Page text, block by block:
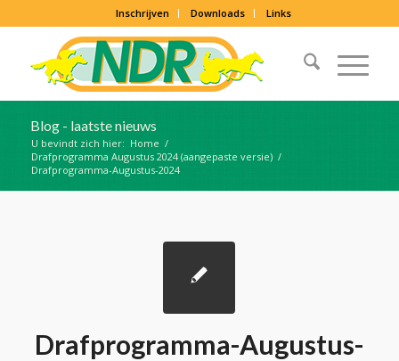
Inschrijven Downloads Links
Blog - laatste nieuws
U bevindt zich hier: Home /
Drafprogramma Augustus 2024 (aangepaste versie) /
Drafprogramma-Augustus-2024
Drafprogramma-Augustus-